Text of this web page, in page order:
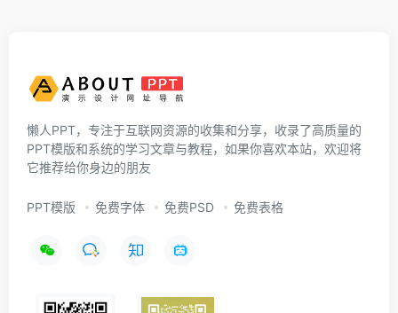
懒人PPT，专注于互联网资源的收集和分享，收录了高质量的
PPT模版和系统的学习文章与教程，如果你喜欢本站，欢迎将
它推荐给你身边的朋友
PPT模版 免费字体 免费PSD 免费表格